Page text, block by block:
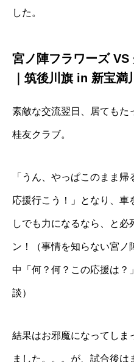
した。
宮ノ陣フラワーズ
｜筑後川旗 in 新宝満
素敵な交流翌日、居てもた
桂友クラブ。
「うん、やっぱこのまま
応援行こう！」となり、車
しでも力になるなら、と必
ン！（事情を知らない宮ノ
中「何？何？この応援は？
談）
結果はお邪魔になってしま
ました。。。が、試合後